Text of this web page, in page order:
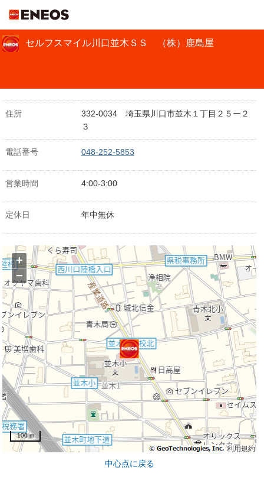
セルフスマイル川口並木ＳＳ （株）鹿島屋
住所
332-0034 埼玉県川口市並木１丁目２５ー２
３
電話番号 048-252-5853
営業時間 4:00-3:00
定休日 年中無休
利用規約
+
−
100 m
中心点に戻る